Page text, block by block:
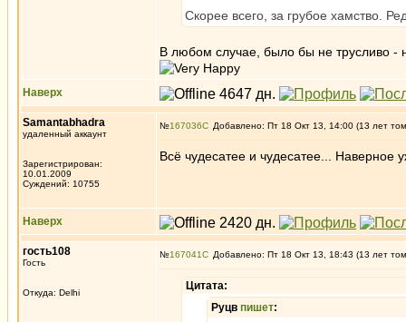
Скорее всего, за грубое хамство.
В любом случае, было бы не трусливо -
Наверх
Samantabhadra
удаленный аккаунт
Зарегистрирован:
10.01.2009
Суждений: 10755
№167036 Добавлено: Пт 18 Окт 13, 14:00 (13 лет
Всё чудесатее и чудесатее...
Наверх
гость108
Гость
Откуда: Delhi
№167041 Добавлено: Пт 18 Окт 13, 18:43 (13 лет
Цитата:
Руцв пишет: